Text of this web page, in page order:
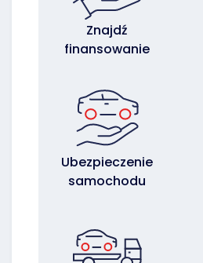
Znajdź
finansowanie
Ubezpieczenie
samochodu